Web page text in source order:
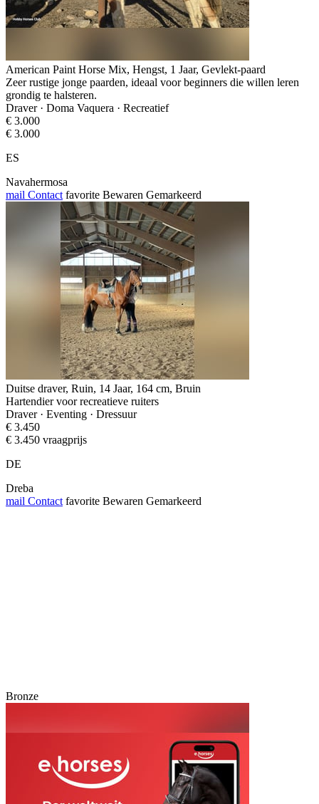
American Paint Horse Mix, Hengst, 1 Jaar, Gevlekt-paard
Zeer rustige jonge paarden, ideaal voor beginners die willen leren
grondig te halsteren.
Draver · Doma Vaquera · Recreatief
€ 3.000
€ 3.000
ES
Navahermosa
mail Contact favorite Bewaren Gemarkeerd
Duitse draver, Ruin, 14 Jaar, 164 cm, Bruin
Hartendier voor recreatieve ruiters
Draver · Eventing · Dressuur
€ 3.450
€ 3.450 vraagprijs
DE
Dreba
mail Contact favorite Bewaren Gemarkeerd
Bronze